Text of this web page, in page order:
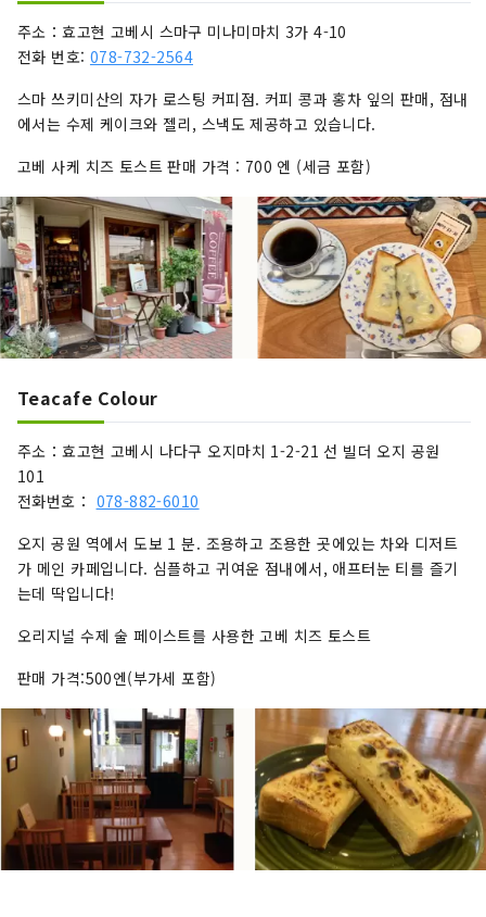
주소：효고현 고베시 스마구 미나미마치 3가 4-10
전화 번호: 078-732-2564
스마 쓰키미산의 자가 로스팅 커피점. 커피 콩과 홍차 잎의 판매, 점내
에서는 수제 케이크와 젤리, 스낵도 제공하고 있습니다.
고베 사케 치즈 토스트 판매 가격 : 700 엔 (세금 포함)
Teacafe Colour
주소：효고현 고베시 나다구 오지마치 1-2-21 선 빌더 오지 공원
101
전화번호： 078-882-6010
오지 공원 역에서 도보 1 분. 조용하고 조용한 곳에있는 차와 디저트
가 메인 카페입니다. 심플하고 귀여운 점내에서, 애프터눈 티를 즐기
는데 딱입니다!
오리지널 수제 술 페이스트를 사용한 고베 치즈 토스트
판매 가격:500엔(부가세 포함)